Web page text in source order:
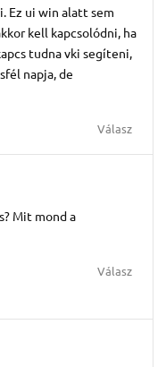
Ez ui win alatt sem
kell kapcsolódni, ha
tudna vki segíteni,
napja, de
Válasz
Mit mond a
Válasz